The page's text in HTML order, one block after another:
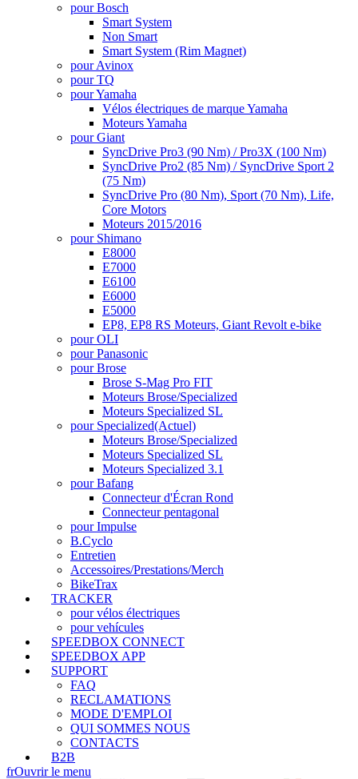
pour Bosch
Smart System
Non Smart
Smart System (Rim Magnet)
pour Avinox
pour TQ
pour Yamaha
Vélos électriques de marque Yamaha
Moteurs Yamaha
pour Giant
SyncDrive Pro3 (90 Nm) / Pro3X (100 Nm)
SyncDrive Pro2 (85 Nm) / SyncDrive Sport 2
(75 Nm)
SyncDrive Pro (80 Nm), Sport (70 Nm), Life,
Core Motors
Moteurs 2015/2016
pour Shimano
E8000
E7000
E6100
E6000
E5000
EP8, EP8 RS Moteurs, Giant Revolt e-bike
pour OLI
pour Panasonic
pour Brose
Brose S-Mag Pro FIT
Moteurs Brose/Specialized
Moteurs Specialized SL
pour Specialized(Actuel)
Moteurs Brose/Specialized
Moteurs Specialized SL
Moteurs Specialized 3.1
pour Bafang
Connecteur d'Écran Rond
Connecteur pentagonal
pour Impulse
B.Cyclo
Entretien
Accessoires/Prestations/Merch
BikeTrax
TRACKER
pour vélos électriques
pour vehícules
SPEEDBOX CONNECT
SPEEDBOX APP
SUPPORT
FAQ
RECLAMATIONS
MODE D'EMPLOI
QUI SOMMES NOUS
CONTACTS
B2B
frOuvrir le menu